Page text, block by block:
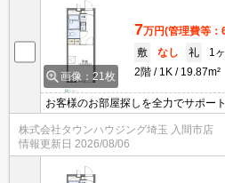
画像：21枚
7万円(管理費等：
敷
なし 礼
1
2階
1K 19.87m²
お客様のお部屋探しを全力でサポー
株式会社タウンハウジング埼玉 入間市店
情報更新日 2026/08/06